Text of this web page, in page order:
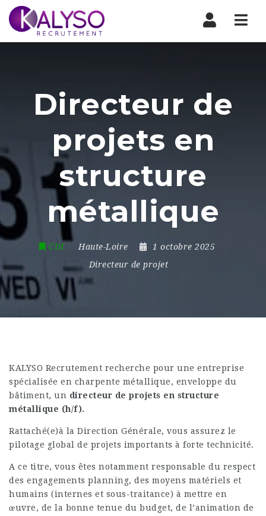
Directeur de
projets en
structure
métallique
CDI Haute-Loire
1 octobre 2025
Directeur de projet
KALYSO Recrutement recherche pour une entreprise
spécialisée en charpente métallique, enveloppe du
bâtiment, un directeur de projets en structure
métallique (h/f).
Rattaché(e)à la Direction Générale, vous assurez le
pilotage global de projets importants à forte technicité.
A ce titre, vous êtes notamment responsable du respect
des engagements planning, des moyens matériels et
humains (internes et sous-traitance) à mettre en
œuvre, de la bonne tenue du budget, de l’animation de